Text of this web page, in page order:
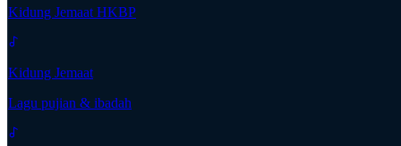
Kidung Jemaat HKBP
Kidung Jemaat
Lagu pujian & ibadah